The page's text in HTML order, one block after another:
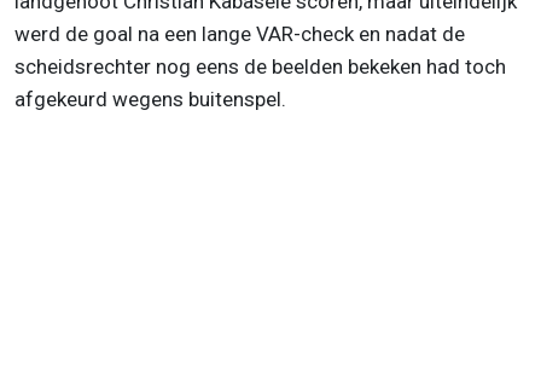
werd de goal na een lange VAR-check en nadat de
scheidsrechter nog eens de beelden bekeken had toch
afgekeurd wegens buitenspel.